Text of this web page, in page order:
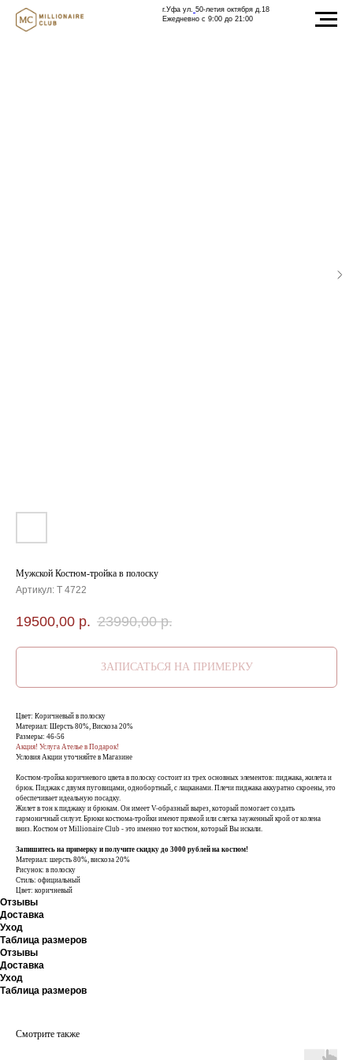
г.Уфа ул. 50-летия октября д.18
Ежедневно с 9:00 до 21:00
Мужской Костюм-тройка в полоску
Артикул: T 4722
19500,00 р. 23990,00 р.
ЗАПИСАТЬСЯ НА ПРИМЕРКУ
Цвет: Коричневый в полоску
Материал: Шерсть 80%, Вискоза 20%
Размеры: 46-56
Акция! Услуга Ателье в Подарок!
Условия Акции уточняйте в Магазине
Костюм-тройка коричневого цвета в полоску состоит из трех основных элементов: пиджака, жилета и
брюк. Пиджак с двумя пуговицами, однобортный, с лацканами. Плечи пиджака аккуратно скроены, это
обеспечивает идеальную посадку.
Жилет в тон к пиджаку и брюкам. Он имеет V-образный вырез, который помогает создать
гармоничный силуэт. Брюки костюма-тройки имеют прямой или слегка зауженный крой от колена
вниз. Костюм от Millionaire Club - это именно тот костюм, который Вы искали.
Запишитесь на примерку и получите скидку до 3000 рублей на костюм!
Материал: шерсть 80%, вискоза 20%
Рисунок: в полоску
Стиль: официальный
Цвет: коричневый
Отзывы
Доставка
Уход
Таблица размеров
Отзывы
Доставка
Уход
Таблица размеров
Смотрите также